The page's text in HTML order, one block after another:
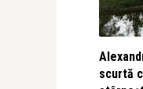
scurtă